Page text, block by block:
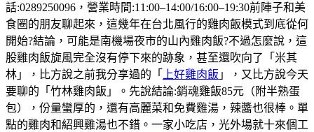
話:0289250096，營業時間:11:00–14:00/16:00–19:30前陣子和美
食圈的朋友聊起來，這幾年在台北風行的雞肉飯模式到底從何
開始?結論，可能是南機場夜市的山內雞肉飯?不過怎麼說，這
股雞肉飯旋風完全沒有停下來的跡象，甚至還吹向了「米其
林」，比方說之前我分享過的「
上好雞肉飯 」，又比方說今天
要聊的「竹林雞肉飯」。先說結論:銷魂雞飯85元（附半熟蛋
包），份量蠻厚的，還有高麗菜和免費雞湯，辣醬也很棒。單
點的雞肉和紹興雞湯也不錯。一家小吃店，光外場就十來個工